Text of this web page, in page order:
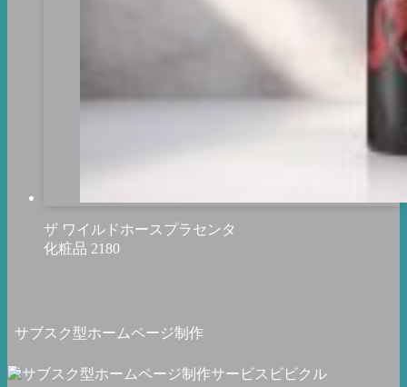
ザ ワイルドホースプラセンタ
化粧品 2180
サブスク型ホームページ制作